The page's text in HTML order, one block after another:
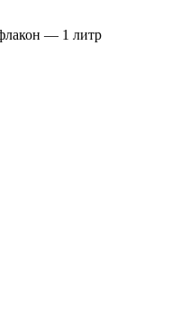
— 1 литр